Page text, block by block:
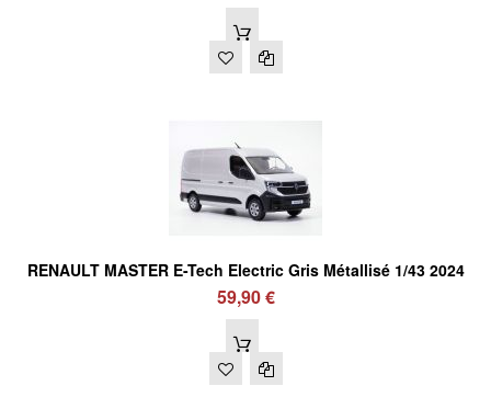
RENAULT MASTER E-Tech Electric Gris Métallisé 1/43 2024
59,90 €